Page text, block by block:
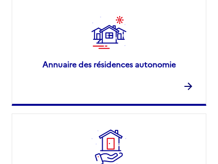
Annuaire des résidences autonomie